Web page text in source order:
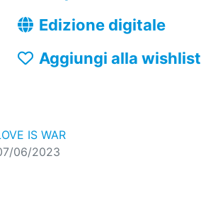
Edizione digitale
Aggiungi alla wishlist
IS WAR
06/2023